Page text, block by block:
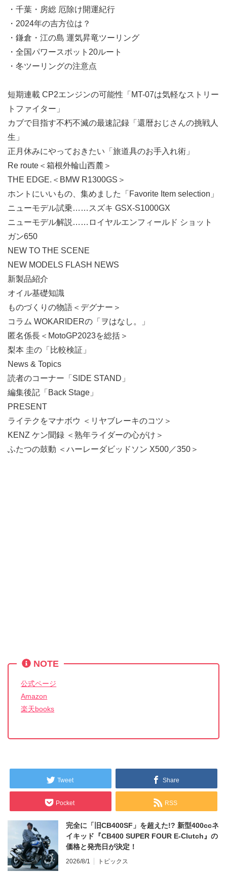
・千葉・房総 厄除け開運紀行
・2024年の吉方位は？
・鎌倉・江の島 運気昇竜ツーリング
・全国パワースポット20ルート
・冬ツーリングの注意点
短期連載 CP2エンジンの可能性「MT-07は気軽なストリー
トファイター」
カブで目指す不朽不滅の最速記録「還暦おじさんの挑戦人
生」
正月休みにやっておきたい「旅道具のお手入れ術」
Re route＜箱根外輪山西麓＞
THE EDGE.＜BMW R1300GS＞
ホントにいいもの、集めました「Favorite Item selection」
ニューモデル試乗……スズキ GSX-S1000GX
ニューモデル解説……ロイヤルエンフィールド ショット
ガン650
NEW TO THE SCENE
NEW MODELS FLASH NEWS
新製品紹介
オイル基礎知識
ものづくりの物語＜デグナー＞
コラム WOKARIDERの「ヲはなし。」
匿名係長＜MotoGP2023を総括＞
梨本 圭の「比較検証」
News & Topics
読者のコーナー「SIDE STAND」
編集後記「Back Stage」
PRESENT
ライテクをマナボウ ＜リヤブレーキのコツ＞
KENZ ケン聞録 ＜熟年ライダーの心がけ＞
ふたつの鼓動 ＜ハーレーダビッドソン X500／350＞
NOTE
公式ページ
Amazon
楽天books
Tweet Share
Pocket RSS
完全に「旧CB400SF」を超えた!? 新型400ccネ
イキッド『CB400 SUPER FOUR E-Clutch』の
価格と発売日が決定！
2026/8/1 トピックス